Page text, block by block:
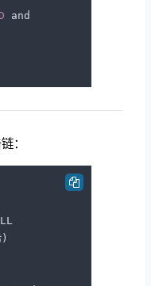
and
：